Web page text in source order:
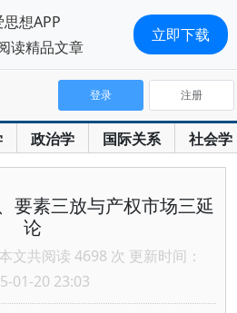
政治学 国际关系 社会学
登录 注册
要素三放与产权市场三延
论
文共阅读 4698 次 更新时间：
01-20 23:03
想APP
读精品文章
立即下载